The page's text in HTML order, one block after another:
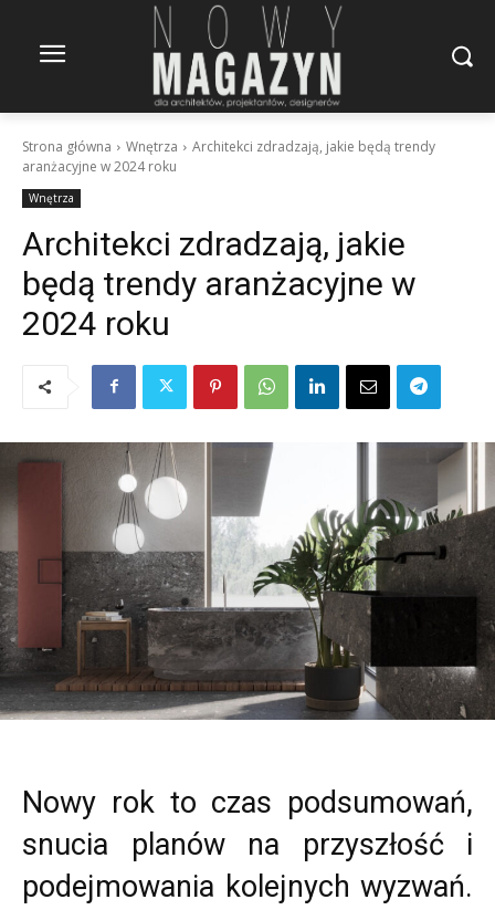
Strona główna Wnętrza
Architekci zdradzają, jakie będą trendy
aranżacyjne w 2024 roku
Wnętrza
Architekci zdradzają, jakie
będą trendy aranżacyjne w
2024 roku
Nowy rok to czas podsumowań,
snucia planów na przyszłość i
podejmowania kolejnych wyzwań.